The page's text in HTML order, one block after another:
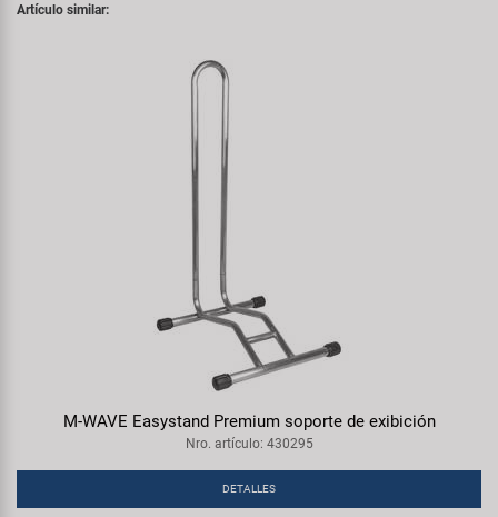
Artículo similar:
M-WAVE Easystand Premium soporte de exibición
Nro. artículo: 430295
DETALLES